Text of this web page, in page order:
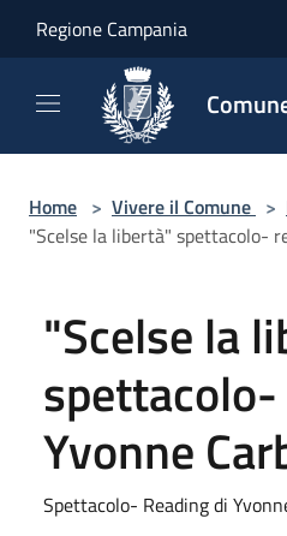
Regione Campania
Home > Vivere il Comune >
"Scelse la libertà" spettacolo-
"Scelse la
Yvonne
Spettacolo- Reading di